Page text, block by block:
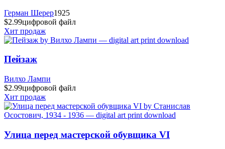
Герман Шерер1925
$2.99цифровой файл
Хит продаж
Пейзаж
Вилхо Лампи
$2.99цифровой файл
Хит продаж
Улица перед мастерской обувщика VI